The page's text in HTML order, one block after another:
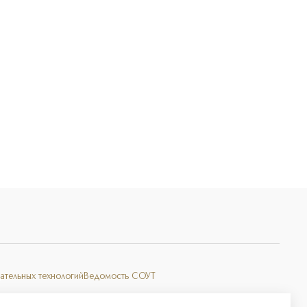
технологий Ведомость СОУТ